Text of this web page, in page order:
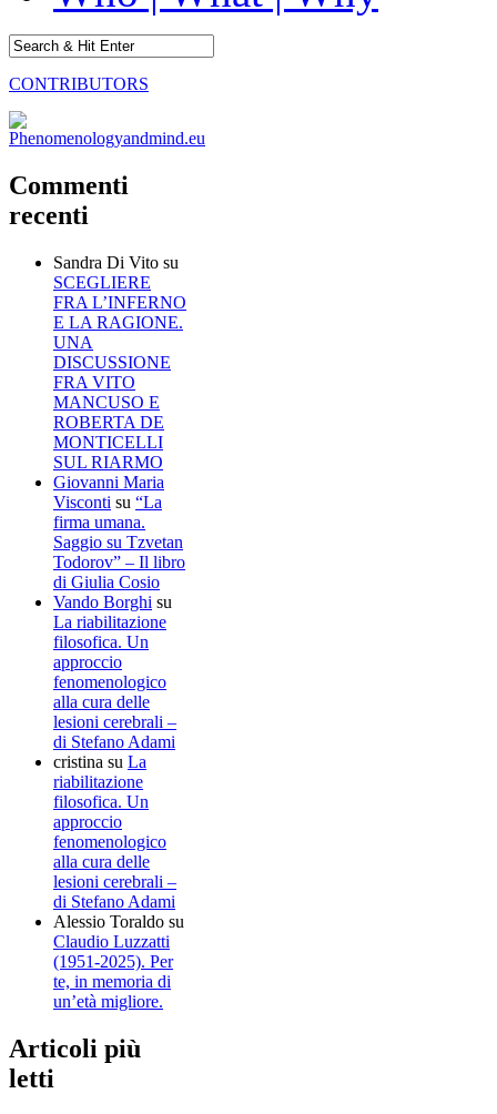
CONTRIBUTORS
Commenti
recenti
Sandra Di Vito su
SCEGLIERE
FRA L’INFERNO
E LA RAGIONE.
UNA
DISCUSSIONE
FRA VITO
MANCUSO E
ROBERTA DE
MONTICELLI
SUL RIARMO
Giovanni Maria
Visconti su “La
firma umana.
Saggio su Tzvetan
Todorov” – Il libro
di Giulia Cosio
Vando Borghi su
La riabilitazione
filosofica. Un
approccio
fenomenologico
alla cura delle
lesioni cerebrali –
di Stefano Adami
cristina su La
riabilitazione
filosofica. Un
approccio
fenomenologico
alla cura delle
lesioni cerebrali –
di Stefano Adami
Alessio Toraldo su
Claudio Luzzatti
(1951-2025). Per
te, in memoria di
un’età migliore.
Articoli più
letti